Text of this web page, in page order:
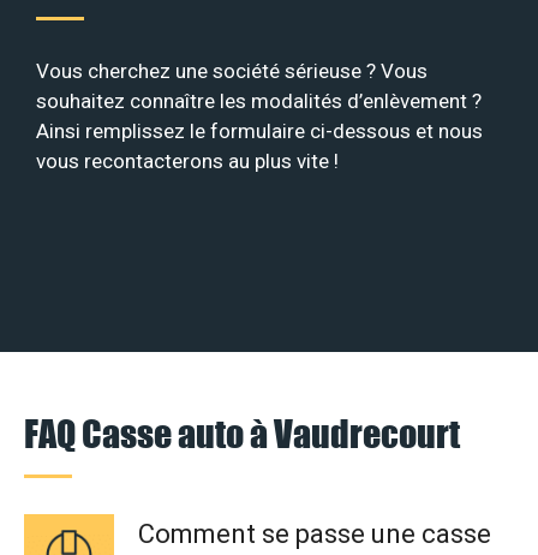
Vous cherchez une société sérieuse ? Vous
souhaitez connaître les modalités d’enlèvement ?
Ainsi remplissez le formulaire ci-dessous et nous
vous recontacterons au plus vite !
FAQ Casse auto à Vaudrecourt
Comment se passe une casse